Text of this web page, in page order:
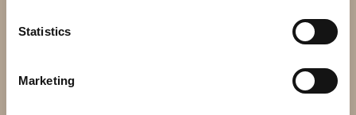
Statistics
Marketing